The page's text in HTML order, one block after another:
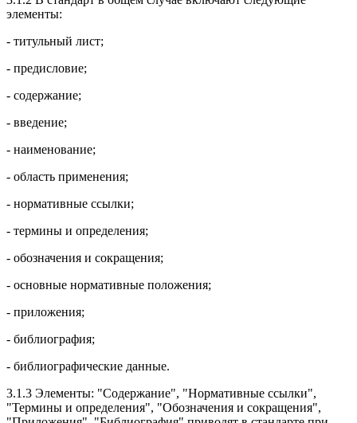
элементы:
- титульный лист;
- предисловие;
- содержание;
- введение;
- наименование;
- область применения;
- нормативные ссылки;
- термины и определения;
- обозначения и сокращения;
- основные нормативные положения;
- приложения;
- библиография;
- библиографические данные.
3.1.3 Элементы: "Содержание", "Нормативные ссылки",
"Термины и определения", "Обозначения и сокращения",